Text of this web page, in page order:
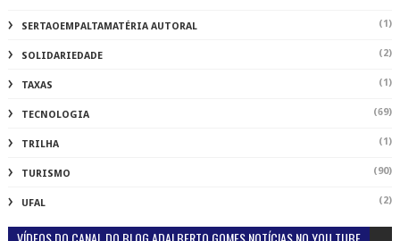
SERTAOEMPALTAMATÉRIA AUTORAL (1)
SOLIDARIEDADE (2)
TAXAS (1)
TECNOLOGIA (69)
TRILHA (1)
TURISMO (90)
UFAL (2)